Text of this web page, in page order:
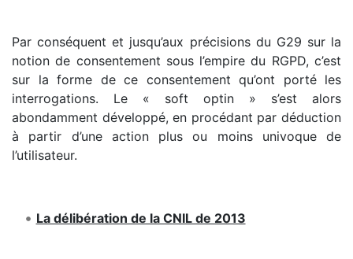
Par conséquent et jusqu’aux précisions du G29 sur la
notion de consentement sous l’empire du RGPD, c’est
sur la forme de ce consentement qu’ont porté les
interrogations. Le « soft optin » s’est alors
abondamment développé, en procédant par déduction
à partir d’une action plus ou moins univoque de
l’utilisateur.
La délibération de la CNIL de 2013